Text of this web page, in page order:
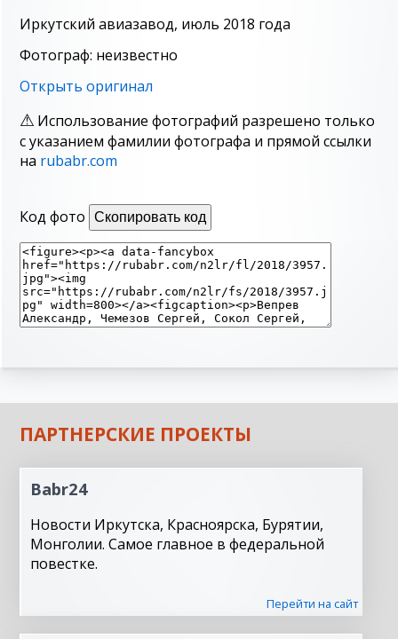
Иркутский авиазавод, июль 2018 года
Фотограф: неизвестно
Открыть оригинал
Использование фотографий разрешено только
с указанием фамилии фотографа и прямой ссылки
на rubabr.com
Код фото Скопировать код
ПАРТНЕРСКИЕ ПРОЕКТЫ
Babr24
Новости Иркутска, Красноярска, Бурятии,
Монголии. Самое главное в федеральной
повестке.
Перейти на сайт